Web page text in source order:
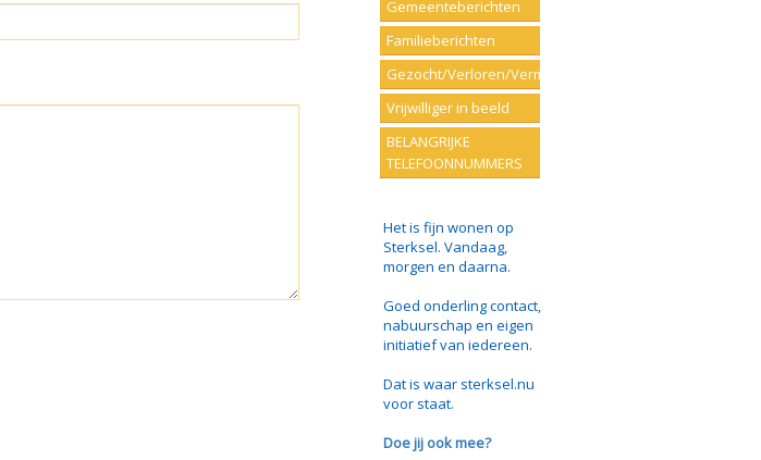
Gemeenteberichten
Familieberichten
Gezocht/Verloren/Vermist
Vrijwilliger in beeld
BELANGRIJKE
TELEFOONNUMMERS
Het is fijn wonen op
Sterksel. Vandaag,
morgen en daarna.
Goed onderling contact,
nabuurschap en eigen
initiatief van iedereen.
Dat is waar sterksel.nu
voor staat.
Doe jij ook mee?